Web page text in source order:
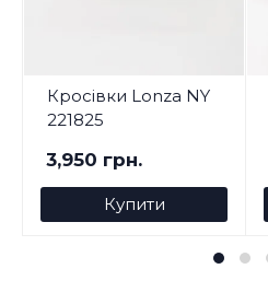
Кросівки Lonza NY
221825
3,950 грн.
Купити